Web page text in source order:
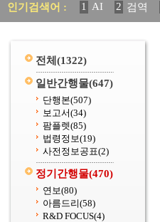
인기검색어 : 1 AI 2 검역
11 2025 12
전체 (1322)
일반간행물(647)
단행본(507)
보고서(34)
팜플렛(85)
법령정보(19)
사전정보공표(2)
정기간행물(470)
연보(80)
아름드리(58)
R&D FOCUS(4)